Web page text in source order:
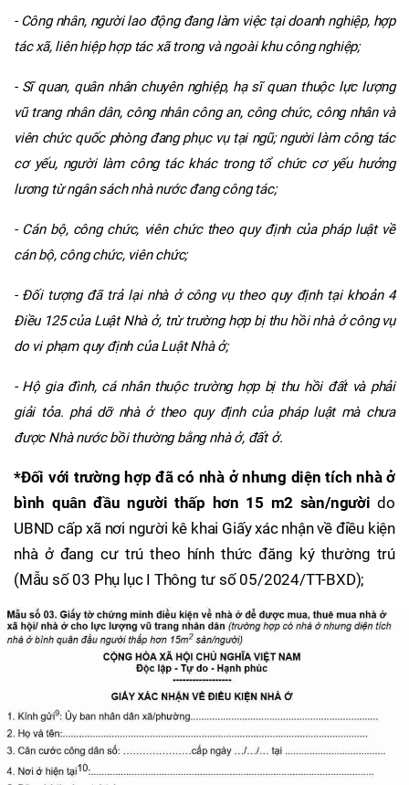
- Công nhân, người lao động đang làm việc tại doanh nghiệp, hợp
tác xã, liên hiệp hợp tác xã trong và ngoài khu công nghiệp;
- Sĩ quan, quân nhân chuyên nghiệp, hạ sĩ quan thuộc lực lượng
vũ trang nhân dân, công nhân công an, công chức, công nhân và
viên chức quốc phòng đang phục vụ tại ngũ; người làm công tác
cơ yếu, người làm công tác khác trong tổ chức cơ yếu hưởng
lương từ ngân sách nhà nước đang công tác;
- Cán bộ, công chức, viên chức theo quy định của pháp luật về
cán bộ, công chức, viên chức;
- Đối tượng đã trả lại nhà ở công vụ theo quy định tại khoản 4
Điều 125 của Luật Nhà ở, trừ trường hợp bị thu hồi nhà ở công vụ
do vi phạm quy định của Luật Nhà ở;
- Hộ gia đình, cá nhân thuộc trường hợp bị thu hồi đất và phải
giải tỏa. phá dỡ nhà ở theo quy định của pháp luật mà chưa
được Nhà nước bồi thường bằng nhà ở, đất ở.
*Đối với trường hợp đã có nhà ở nhưng diện tích nhà ở
bình quân đầu người thấp hơn 15 m2 sàn/người do
UBND cấp xã nơi người kê khai Giấy xác nhận về điều kiện
nhà ở đang cư trú theo hính thức đăng ký thường trú
(Mẫu số 03 Phụ lục I Thông tư số 05/2024/TT-BXD);